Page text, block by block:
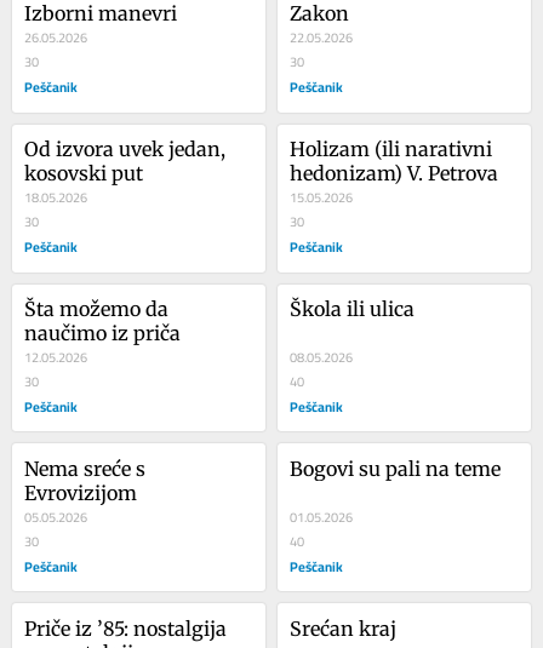
Izborni manevri
26.05.2026
30
Peščanik
Zakon
22.05.2026
30
Peščanik
Od izvora uvek jedan,
kosovski put
18.05.2026
30
Peščanik
Holizam (ili narativni
hedonizam) V. Petrova
15.05.2026
30
Peščanik
Šta možemo da
naučimo iz priča
12.05.2026
30
Peščanik
Škola ili ulica
08.05.2026
40
Peščanik
Nema sreće s
Evrovizijom
05.05.2026
30
Peščanik
Bogovi su pali na teme
01.05.2026
40
Peščanik
Priče iz ’85: nostalgija
Srećan kraj